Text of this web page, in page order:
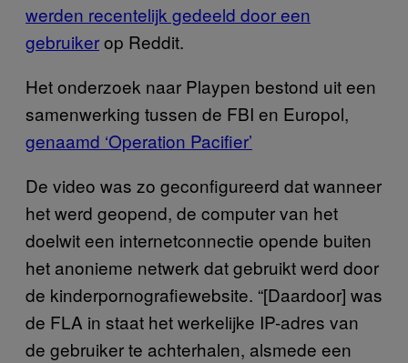
werden recentelijk gedeeld door een
gebruikerop Reddit.
Het onderzoek naar Playpen bestond uit een
samenwerking tussen de FBI en Europol,
genaamd ‘Operation Pacifier’
De video was zo geconfigureerd dat wanneer
het werd geopend, de computer van het
doelwit een internetconnectie opende buiten
het anonieme netwerk dat gebruikt werd door
de kinderpornografiewebsite. “[Daardoor] was
de FLA in staat het werkelijke IP-adres van
de gebruiker te achterhalen, alsmede een